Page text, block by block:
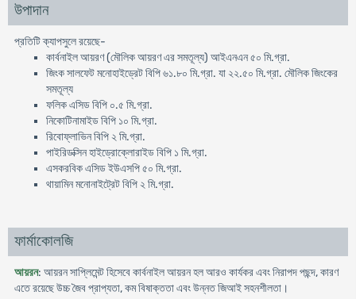
উপাদান
প্রতিটি ক্যাপসুলে রয়েছে-
কার্বনাইল আয়রণ (মৌলিক আয়রণ এর সমতূল্য) আইএনএন ৫০ মি.গ্রা.
জিংক সালফেট মনোহাইড্রেট বিপি ৬১.৮০ মি.গ্রা. যা ২২.৫০ মি.গ্রা. মৌলিক জিংকের
সমতূল্য
ফলিক এসিড বিপি ০.৫ মি.গ্রা.
নিকোটিনামাইড বিপি ১০ মি.গ্রা.
রিবোফ্লাভিন বিপি ২ মি.গ্রা.
পাইরিডক্সিন হাইড্রোক্লোরাইড বিপি ১ মি.গ্রা.
এসকরবিক এসিড ইউএসপি ৫০ মি.গ্রা.
থায়ামিন মনোনাইট্রেট বিপি ২ মি.গ্রা.
ফার্মাকোলজি
আয়রন: আয়রন সাপ্লিমেন্ট হিসেবে কার্বনাইল আয়রন হল আরও কার্যকর এবং নিরাপদ পছন্দ, কারণ
এতে রয়েছে উচ্চ জৈব প্রাপ্যতা, কম বিষাক্ততা এবং উন্নত জিআই সহনশীলতা।